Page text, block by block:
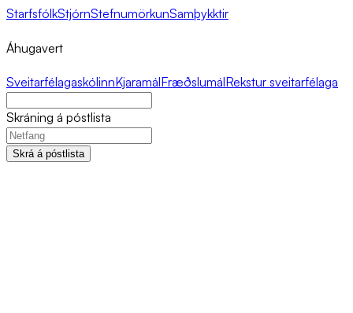
StarfsfólkStjórnStefnumörkunSamþykktir
Áhugavert
SveitarfélagaskólinnKjaramálFræðslumálRekstur sveitarfélaga
Skráning á póstlista
Skrá á póstlista